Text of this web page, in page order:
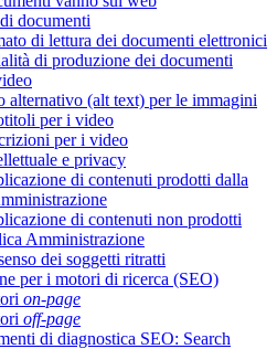
documenti
di lettura dei documenti elettronici
di produzione dei documenti
alternativo (alt text) per le immagini
per i video
per i video
e privacy
di contenuti prodotti dalla
di contenuti non prodotti
Amministrazione
dei soggetti ritratti
per i motori di ricerca (SEO)
on-page
off-page
di diagnostica SEO: Search